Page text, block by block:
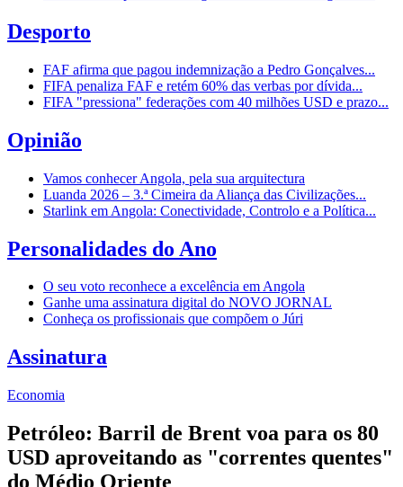
Desporto
FAF afirma que pagou indemnização a Pedro Gonçalves...
FIFA penaliza FAF e retém 60% das verbas por dívida...
FIFA "pressiona" federações com 40 milhões USD e prazo...
Opinião
Vamos conhecer Angola, pela sua arquitectura
Luanda 2026 – 3.ª Cimeira da Aliança das Civilizações...
Starlink em Angola: Conectividade, Controlo e a Política...
Personalidades do Ano
O seu voto reconhece a excelência em Angola
Ganhe uma assinatura digital do NOVO JORNAL
Conheça os profissionais que compõem o Júri
Assinatura
Economia
Petróleo: Barril de Brent voa para os 80
USD aproveitando as "correntes quentes"
do Médio Oriente